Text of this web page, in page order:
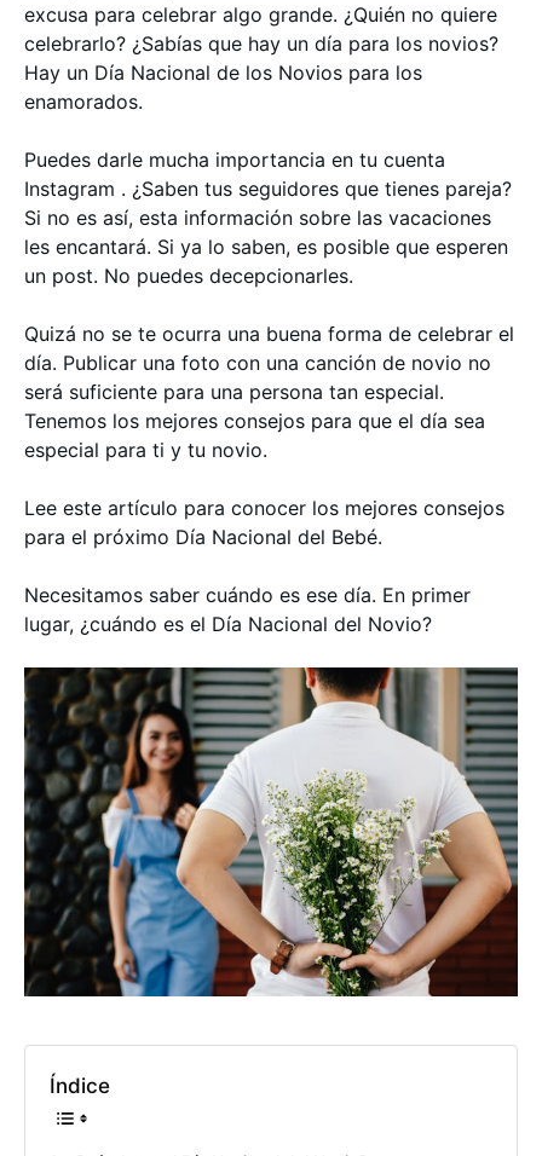
excusa para celebrar algo grande. ¿Quién no quiere
celebrarlo? ¿Sabías que hay un día para los novios?
Hay un Día Nacional de los Novios para los
enamorados.
Puedes darle mucha importancia en tu cuenta
Instagram . ¿Saben tus seguidores que tienes pareja?
Si no es así, esta información sobre las vacaciones
les encantará. Si ya lo saben, es posible que esperen
un post. No puedes decepcionarles.
Quizá no se te ocurra una buena forma de celebrar el
día. Publicar una foto con una canción de novio no
será suficiente para una persona tan especial.
Tenemos los mejores consejos para que el día sea
especial para ti y tu novio.
Lee este artículo para conocer los mejores consejos
para el próximo Día Nacional del Bebé.
Necesitamos saber cuándo es ese día. En primer
lugar, ¿cuándo es el Día Nacional del Novio?
Índice